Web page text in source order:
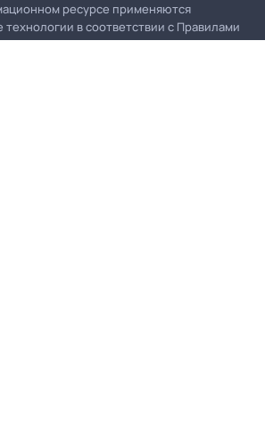
ресурсе применяются
в соответствии с Правилами